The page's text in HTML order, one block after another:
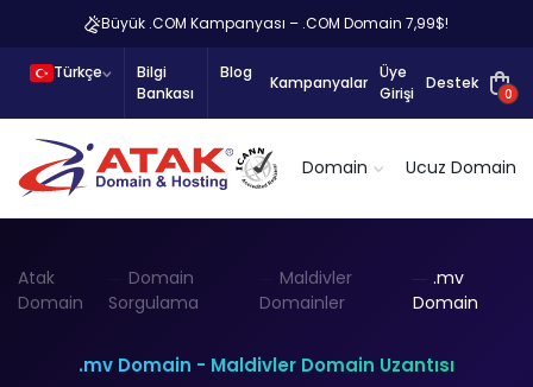
Büyük .COM Kampanyası – .COM Domain 7,99$!
Türkçe
Bilgi
Bankası
Blog
Kampanyalar
Üye
Girişi
Destek
0
Domain Ucuz Domain
Atak
Domain
Domain
Sorgulama
Maldivler
Domainler
.mv
Domain
.mv Domain - Maldivler Domain Uzantısı